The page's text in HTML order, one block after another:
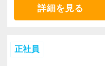
詳細を見る
正社員